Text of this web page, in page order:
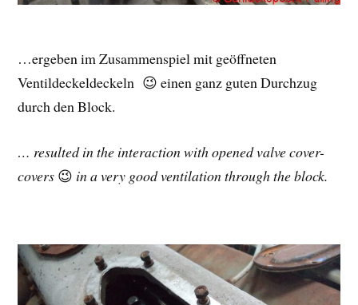
…ergeben im Zusammenspiel mit geöffneten
Ventildeckeldeckeln 😉 einen ganz guten Durchzug
durch den Block.
… resulted in the interaction with opened valve cover-
covers 😉 in a very good ventilation through the block.